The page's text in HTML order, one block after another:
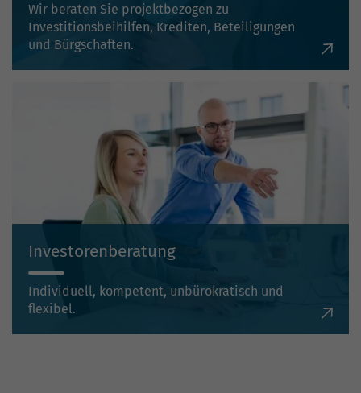
Wir beraten Sie projektbezogen zu
Investitionsbeihilfen, Krediten, Beteiligungen
und Bürgschaften.
Investorenberatung
Individuell, kompetent, unbürokratisch und
flexibel.